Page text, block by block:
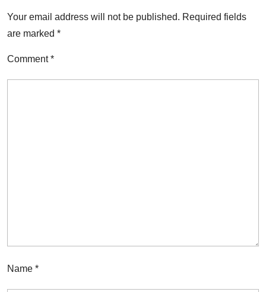
Your email address will not be published. Required fields
are marked *
Comment*
Name *